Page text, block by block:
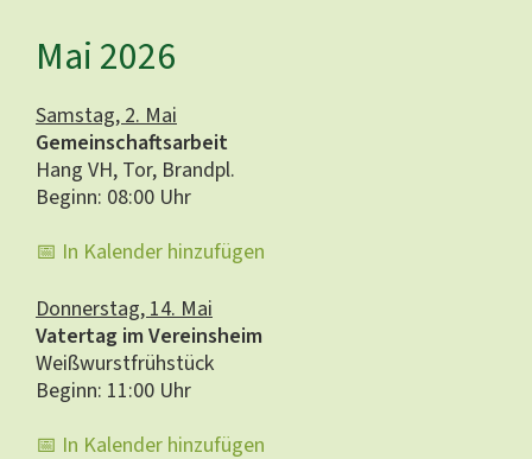
Mai 2026
Samstag, 2. Mai
Gemeinschaftsarbeit
Hang VH, Tor, Brandpl.
Beginn: 08:00 Uhr
📅 In Kalender hinzufügen
Donnerstag, 14. Mai
Vatertag im Vereinsheim
Weißwurstfrühstück
Beginn: 11:00 Uhr
📅 In Kalender hinzufügen